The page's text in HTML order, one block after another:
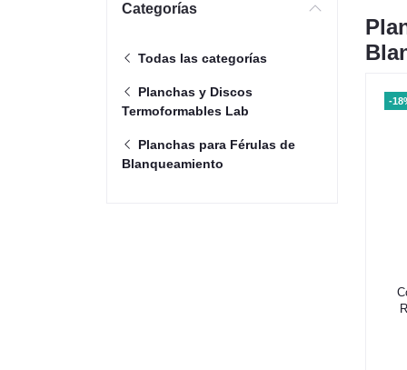
Categorías
Todas las categorías
Planchas y Discos
Termoformables Lab
Planchas para Férulas de
Blanqueamiento
-